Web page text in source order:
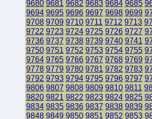
9680 9681 9682 9683 9684 9685
9694 9695 9696 9697 9698 9699
9708 9709 9710 9711 9712 9713
9722 9723 9724 9725 9726 9727
9736 9737 9738 9739 9740 9741
9750 9751 9752 9753 9754 9755
9764 9765 9766 9767 9768 9769
9778 9779 9780 9781 9782 9783
9792 9793 9794 9795 9796 9797
9806 9807 9808 9809 9810 9811
9820 9821 9822 9823 9824 9825
9834 9835 9836 9837 9838 9839
9848 9849 9850 9851 9852 9853